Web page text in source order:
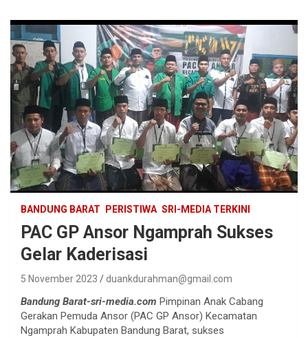
BANDUNG BARAT PERISTIWA SRI-MEDIA TERKINI
PAC GP Ansor Ngamprah Sukses
Gelar Kaderisasi
5 November 2023 duankdurahman@gmail.com
Bandung Barat-sri-media.com Pimpinan Anak Cabang
Gerakan Pemuda Ansor (PAC GP Ansor) Kecamatan
Ngamprah Kabupaten Bandung Barat, sukses